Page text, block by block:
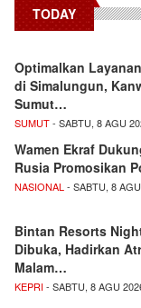
TODAY
Optimalkan
di Simalungun,
Sumut…
SUMUT- SABTU, 8 AGU
Wamen Ekraf
Rusia Promosikan
NASIONAL - SABTU, 8
Bintan Resorts
Dibuka, Hadirkan
Malam…
KEPRI- SABTU, 8 AGU